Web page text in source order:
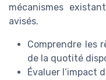
mécanismes
avisés.
Comprendre les
de la quotité
Évaluer l’impact